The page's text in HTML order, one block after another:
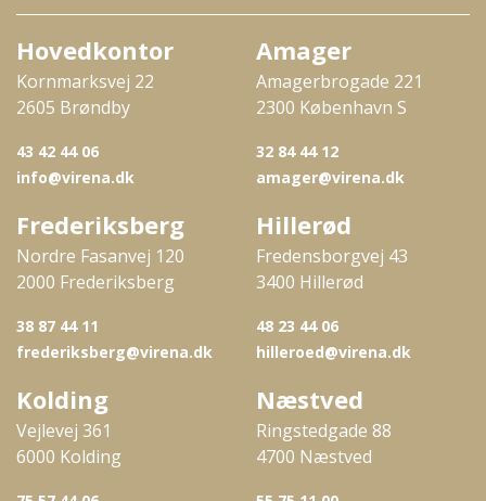
Hovedkontor
Kornmarksvej 22
2605 Brøndby
43 42 44 06
info@virena.dk
Amager
Amagerbrogade 221
2300 København S
32 84 44 12
amager@virena.dk
Frederiksberg
Nordre Fasanvej 120
2000 Frederiksberg
38 87 44 11
frederiksberg@virena.dk
Hillerød
Fredensborgvej 43
3400 Hillerød
48 23 44 06
hilleroed@virena.dk
Kolding
Vejlevej 361
6000 Kolding
Næstved
Ringstedgade 88
4700 Næstved